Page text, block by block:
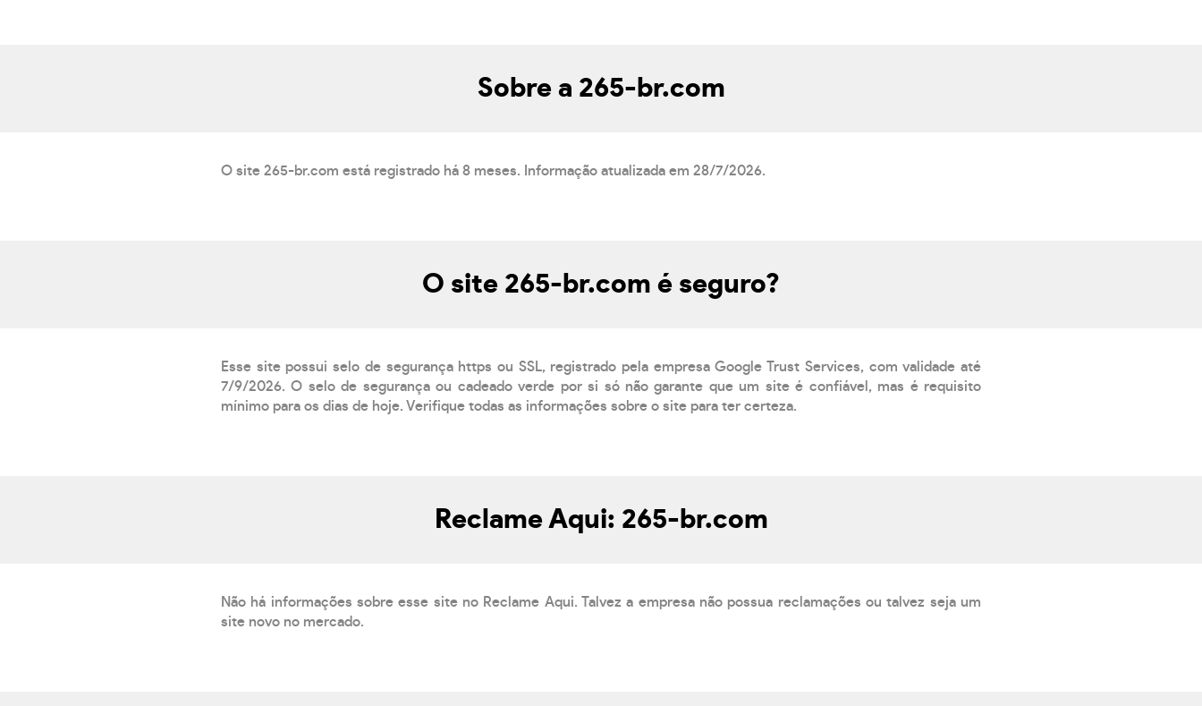
Sobre a 265-br.com
O site 265-br.com está registrado há 8 meses. Informação atualizada em 28/7/2026.
O site 265-br.com é seguro?
Esse site possui selo de segurança https ou SSL, registrado pela empresa Google Trust Services, com validade até
7/9/2026. O selo de segurança ou cadeado verde por si só não garante que um site é confiável, mas é requisito
mínimo para os dias de hoje. Verifique todas as informações sobre o site para ter certeza.
Reclame Aqui: 265-br.com
Não há informações sobre esse site no Reclame Aqui. Talvez a empresa não possua reclamações ou talvez seja um
site novo no mercado.